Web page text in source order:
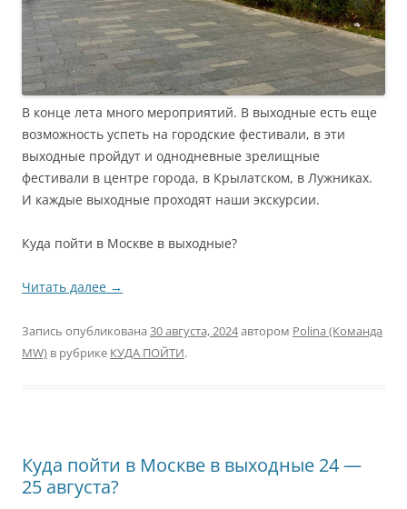
В конце лета много мероприятий. В выходные есть еще
возможность успеть на городские фестивали, в эти
выходные пройдут и однодневные зрелищные
фестивали в центре города, в Крылатском, в Лужниках.
И каждые выходные проходят наши экскурсии.
Куда пойти в Москве в выходные?
Читать далее →
Запись опубликована 30 августа, 2024автором Polina (Команда
MW) в рубрике КУДА ПОЙТИ.
Куда пойти в Москве в выходные 24 —
25 августа?